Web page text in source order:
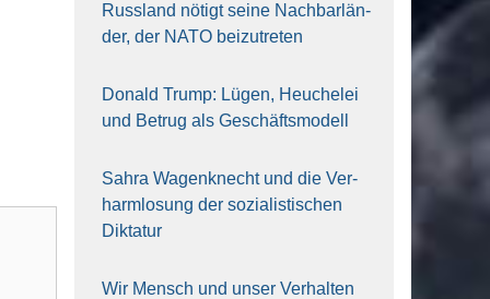
Russ­land nötigt sei­ne Nach­bar­län­
der, der NATO bei­zu­tre­ten
Donald Trump: Lügen, Heu­che­lei
und Betrug als Geschäfts­mo­dell
Sahra Wagen­knecht und die Ver­
harm­lo­sung der sozia­lis­ti­schen
Dik­ta­tur
Wir Mensch und unser Ver­hal­ten